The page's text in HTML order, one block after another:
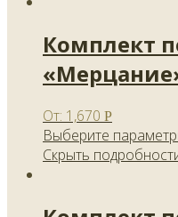
Комплект
От: 1,670 Р
Выберите
Скрыть